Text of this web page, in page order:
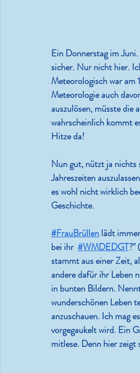
Ein Donnerstag im
sicher. Nur nicht hier.
Meteorologisch war am
Meteorologie auch
auszulösen, müsste
wahrscheinlich kommt
Hitze da!
Nun gut, nützt ja
Jahreszeiten
es wohl nicht wirklich
Geschichte.
#FrauBrüllen lädt
bei ihr #WMDEDGT?"
stammt aus einer Zeit,
andere dafür ihr Leben
in bunten Bildern.
wunderschönen Leben
anzuschauen. Ich mag
vorgegaukelt wird. Ein
mitlese. Denn hier zeigt